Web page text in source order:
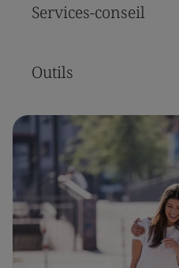
Services-conseil
Outils